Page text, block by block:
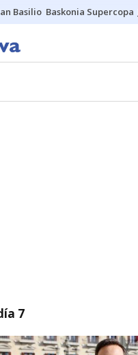
Basilio Baskonia Supercopa
7